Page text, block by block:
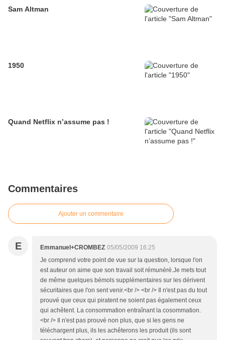
Sam Altman
1950
Quand Netflix n’assume pas !
Commentaires
Ajouter un commentaire
E Emmanuel+CROMBEZ 05/05/2009 16:25
Je comprend votre point de vue sur la question, lorsque l'on
est auteur on aime que son travail soit rémunéré.Je mets tout
de même quelques bémols supplémentaires sur les dérivent
sécuritaires que l'on sent venir.<br /> <br /> Il n'est pas du tout
prouvé que ceux qui piratent ne soient pas également ceux
qui achêtent. La consommation entraînant la cosommation.
<br /> Il n'est pas prouvé non plus, que si les gens ne
téléchargent plus, ils les achêterons les produit (ils sont